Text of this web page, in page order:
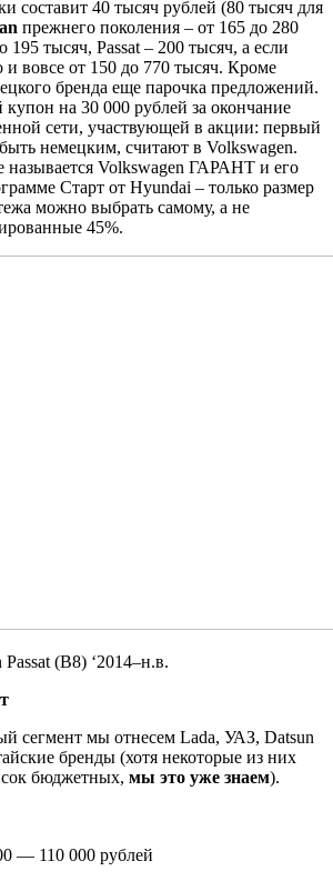
составит 40 тысяч рублей (80 тысяч для
прежнего поколения – от 165 до 280
195 тысяч, Passat – 200 тысяч, а если
и вовсе от 150 до 770 тысяч. Кроме
бренда еще парочка предложений.
на 30 000 рублей за окончание
сети, участвующей в акции: первый
немецким, считают в Volkswagen.
называется Volkswagen ГАРАНТ и его
Старт от Hyundai – только размер
можно выбрать самому, а не
45%.
(B8) ‘2014–н.в.
сегмент мы отнесем Lada, УАЗ, Datsun
бренды (хотя некоторые из них
бюджетных, мы это уже знаем).
— 110 000 рублей